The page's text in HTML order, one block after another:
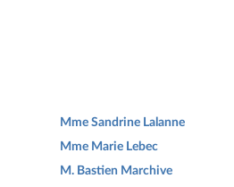
Mme Sandrine Lalanne
Mme Marie Lebec
M. Bastien Marchive